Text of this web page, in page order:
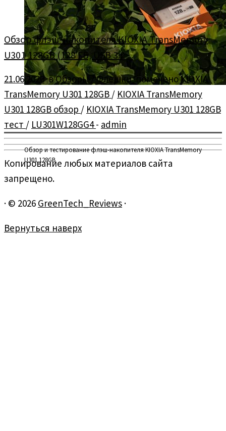
Обзор и тестирование флэш-накопителя KIOXIA TransMemory
U301 128GB
Обзор флэш-накопителя KIOXIA TransMemory
U301 128GB (128 ГБ, USB 3.2 ...
21.06.2020вОбзоры /ФлешкипомеченоKIOXIA
TransMemory U301 128GB / KIOXIA TransMemory
U301 128GB обзор / KIOXIA TransMemory U301 128GB
тест / LU301W128GG4- admin
Копирование любых материалов сайта
запрещено.
· © 2026 GreenTech_Reviews ·
Вернуться наверх